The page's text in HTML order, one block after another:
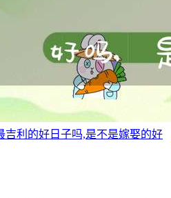
吉利的好日子吗,是不是嫁娶的好